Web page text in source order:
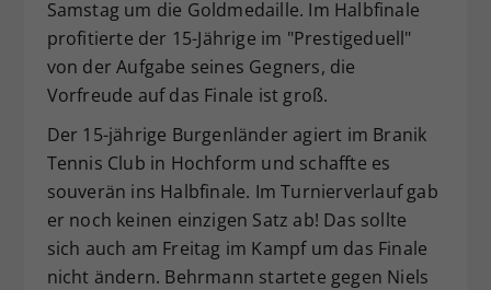
Samstag um die Goldmedaille. Im Halbfinale
profitierte der 15-Jährige im "Prestigeduell"
von der Aufgabe seines Gegners, die
Vorfreude auf das Finale ist groß.
Der 15-jährige Burgenländer agiert im Branik
Tennis Club in Hochform und schaffte es
souverän ins Halbfinale. Im Turnierverlauf gab
er noch keinen einzigen Satz ab! Das sollte
sich auch am Freitag im Kampf um das Finale
nicht ändern. Behrmann startete gegen Niels
Zweck
Dieser Wert speichert Ihre Consent-
Einstellungen. Unter anderem eine
zufällig generierte ID, für die
historische Speicherung Ihrer
vorgenommen Einstellungen, falls der
Webseiten-Betreiber dies eingestellt
hat.